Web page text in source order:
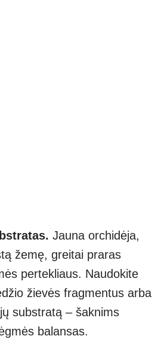
Jauna orchidėja,
žemę, greitai praras
pertekliaus. Naudokite
žievės fragmentus arba
substratą – šaknims
balansas.